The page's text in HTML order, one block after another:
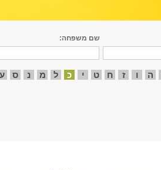
שם משפחה:
ה ו ז ח ט י כ ל מ נ ס ע